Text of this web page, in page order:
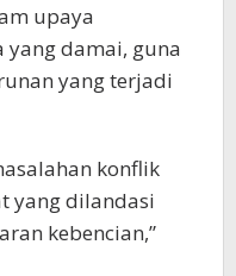
upaya
damai, guna
yang terjadi
konflik
yang dilandasi
kebencian,”